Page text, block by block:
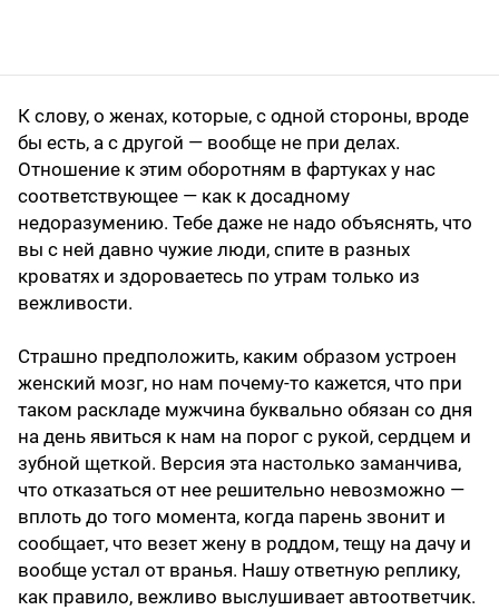
К слову, о женах, которые, с одной стороны, вроде
бы есть, а с другой — вообще не при делах.
Отношение к этим оборотням в фартуках у нас
соответствующее — как к досадному
недоразумению. Тебе даже не надо объяснять, что
вы с ней давно чужие люди, спите в разных
кроватях и здороваетесь по утрам только из
вежливости.
Страшно предположить, каким образом устроен
женский мозг, но нам почему-то кажется, что при
таком раскладе мужчина буквально обязан со дня
на день явиться к нам на порог с рукой, сердцем и
зубной щеткой. Версия эта настолько заманчива,
что отказаться от нее решительно невозможно —
вплоть до того момента, когда парень звонит и
сообщает, что везет жену в роддом, тещу на дачу и
вообще устал от вранья. Нашу ответную реплику,
как правило, вежливо выслушивает автоответчик.